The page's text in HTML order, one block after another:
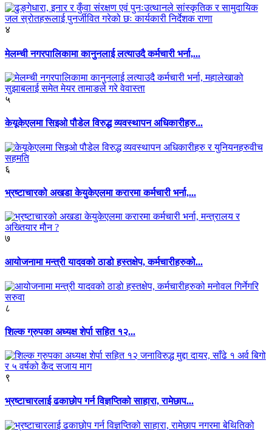
४
मेलम्ची नगरपालिकामा कानुनलाई लत्याउदै कर्मचारी भर्ना,...
५
केयूकेएलमा सिइओ पौडेल विरुद्ध व्यवस्थापन अधिकारीहरु...
६
भ्रष्टाचारको अखडा केयुकेएलमा करारमा कर्मचारी भर्ना,...
७
आयोजनामा मन्त्री यादवको ठाडो हस्तक्षेप, कर्मचारीहरुको...
८
शिल्क ग्रुपका अध्यक्ष शेर्पा सहित १२...
९
भ्रष्टाचारलाई ढकाछोप गर्न विज्ञप्तिको साहारा, रामेछाप...